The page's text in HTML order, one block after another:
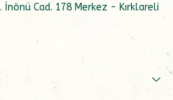
İnönü Cad. 178 Merkez - Kırklareli